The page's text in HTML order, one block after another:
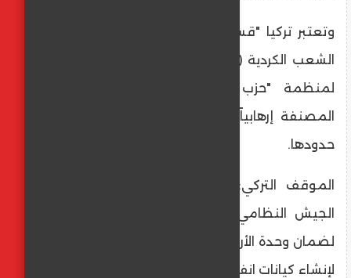
​وتعتبر تركيا "قسد"، التي تشكل وحدات حماية
المصنفة إرهابياً، وتطالب بإنهاء وجودها قرب
حدودها.
​الموقف التركي: ترى أنقرة أن الاندماج في
الجيش النظامي السوري هو السبيل الوحيد
لضمان وحدة الأراضي السورية ومنع أي محاولة
لإنشاء كيانات انفصالية ذاتية الإدارة على الحدود